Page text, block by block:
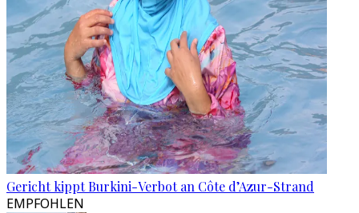
Gericht kippt Burkini-Verbot an Côte d’Azur-Strand
EMPFOHLEN